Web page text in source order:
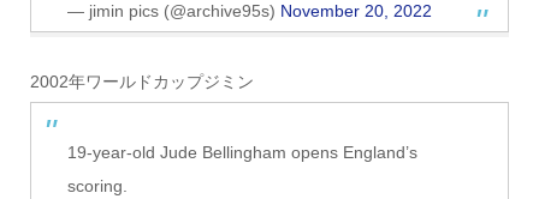
— jimin pics (@archive95s) November 20, 2022
2002年ワールドカップジミン
19-year-old Jude Bellingham opens England’s
scoring.